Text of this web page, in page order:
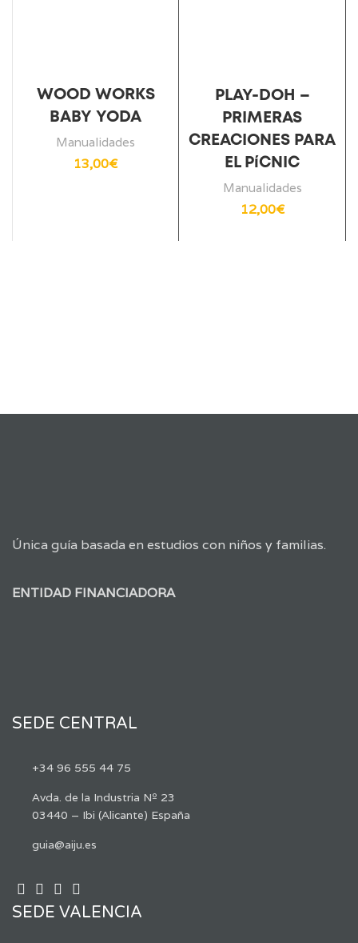
WOOD WORKS
BABY YODA
Manualidades
13,00€
PLAY-DOH –
PRIMERAS
CREACIONES PARA
EL PíCNIC
Manualidades
12,00€
Única guía basada en estudios con niños y familias.
ENTIDAD FINANCIADORA
SEDE CENTRAL
+34 96 555 44 75
Avda. de la Industria Nº 23
03440 – Ibi (Alicante) España
guia@aiju.es
SEDE VALENCIA